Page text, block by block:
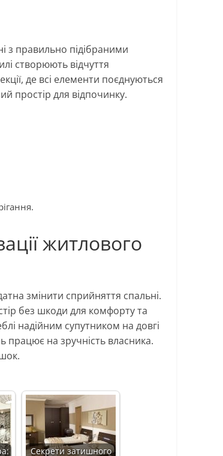
з правильно підібраними
створюють відчуття
де всі елементи поєднуються
простір для відпочинку.
житлового
змінити сприйняття спальні.
без шкоди для комфорту та
надійним супутником на довгі
працює на зручність власника.
Секрети затишного